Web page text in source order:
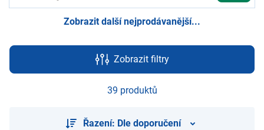
Zobrazit další nejprodávanější...
Zobrazit filtry
39 produktů
Řazení: Dle doporučení